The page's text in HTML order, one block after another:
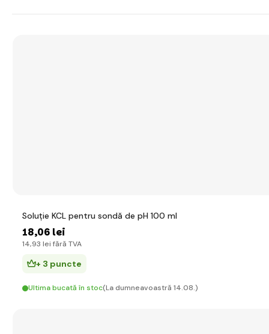
Soluție KCL pentru sondă de pH 100 ml
18,06 lei
14,93 lei fără TVA
+ 3 puncte
Ultima bucată în stoc(La dumneavoastră 14.08.)